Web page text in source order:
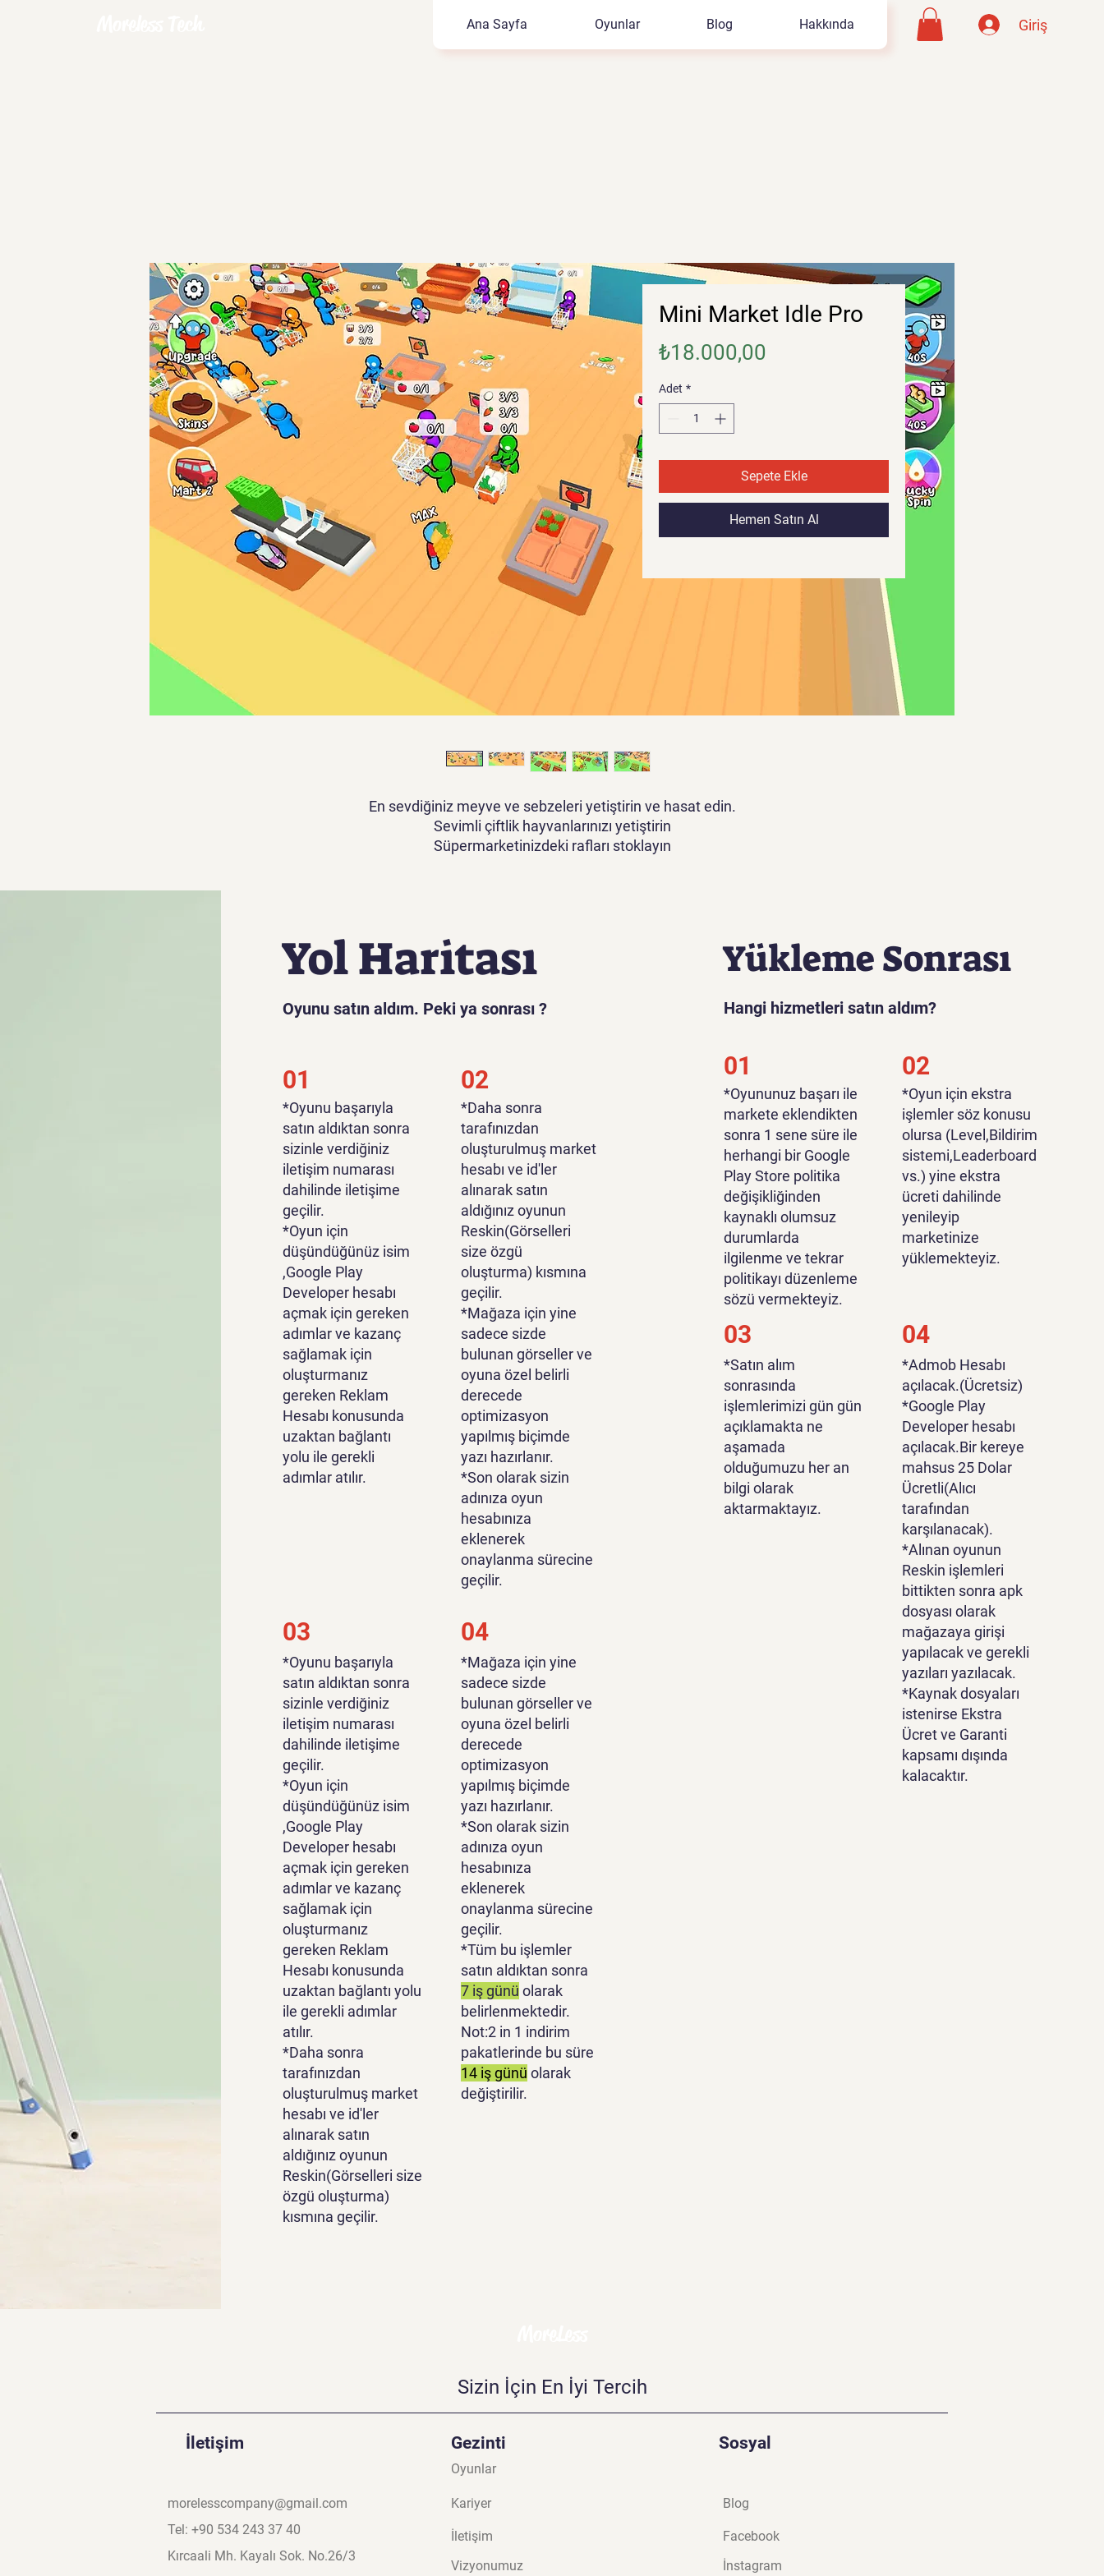
Ana Sayfa Oyunlar Blog Hakkında Giriş
Mini Market Idle Pro
₺18.000,00
Adet *
Sepete Ekle
Hemen Satın Al
En sevdiğiniz meyve ve sebzeleri yetiştirin ve hasat edin.
Sevimli çiftlik hayvanlarınızı yetiştirin
Süpermarketinizdeki rafları stoklayın
Yol Haritası
Oyunu satın aldım. Peki ya sonrası ?
01
*Oyunu başarıyla
satın aldıktan sonra
sizinle verdiğiniz
iletişim numarası
dahilinde iletişime
geçilir.
*Oyun için
düşündüğünüz isim
,Google Play
Developer hesabı
açmak için gereken
adımlar ve kazanç
sağlamak için
oluşturmanız
gereken Reklam
Hesabı konusunda
uzaktan bağlantı
yolu ile gerekli
adımlar atılır.
02
*Daha sonra
tarafınızdan
oluşturulmuş market
hesabı ve id'ler
alınarak satın
aldığınız oyunun
Reskin(Görselleri
size özgü
oluşturma) kısmına
geçilir.
*Mağaza için yine
sadece sizde
bulunan görseller ve
oyuna özel belirli
derecede
optimizasyon
yapılmış biçimde
yazı hazırlanır.
*Son olarak sizin
adınıza oyun
hesabınıza
eklenerek
onaylanma sürecine
geçilir.
03
*Oyunu başarıyla
satın aldıktan sonra
sizinle verdiğiniz
iletişim numarası
dahilinde iletişime
geçilir.
*Oyun için
düşündüğünüz isim
,Google Play
Developer hesabı
açmak için gereken
adımlar ve kazanç
sağlamak için
oluşturmanız
gereken Reklam
Hesabı konusunda
uzaktan bağlantı yolu
ile gerekli adımlar
atılır.
*Daha sonra
tarafınızdan
oluşturulmuş market
hesabı ve id'ler
alınarak satın
aldığınız oyunun
Reskin(Görselleri size
özgü oluşturma)
kısmına geçilir.
04
*Mağaza için yine
sadece sizde
bulunan görseller ve
oyuna özel belirli
derecede
optimizasyon
yapılmış biçimde
yazı hazırlanır.
*Son olarak sizin
adınıza oyun
hesabınıza
eklenerek
onaylanma sürecine
geçilir.
*Tüm bu işlemler
satın aldıktan sonra
7 iş günü olarak
belirlenmektedir.
Not:2 in 1 indirim
pakatlerinde bu süre
14 iş günü olarak
değiştirilir.
Yükleme Sonrası
Hangi hizmetleri satın aldım?
01
​*Oyununuz başarı ile
markete eklendikten
sonra 1 sene süre ile
herhangi bir Google
Play Store politika
değişikliğinden
kaynaklı olumsuz
durumlarda
ilgilenme ve tekrar
politikayı düzenleme
sözü vermekteyiz.
03
*Satın alım
sonrasında
işlemlerimizi gün gün
açıklamakta ne
aşamada
olduğumuzu her an
bilgi olarak
aktarmaktayız.
02
*Oyun için ekstra
işlemler söz konusu
olursa (Level,Bildirim
sistemi,Leaderboard
vs.) yine ekstra
ücreti dahilinde
yenileyip
marketinize
yüklemekteyiz.
04
*Admob Hesabı
açılacak.(Ücretsiz)
*Google Play
Developer hesabı
açılacak.Bir kereye
mahsus 25 Dolar
Ücretli(Alıcı
tarafından
karşılanacak).
*Alınan oyunun
Reskin işlemleri
bittikten sonra apk
dosyası olarak
mağazaya girişi
yapılacak ve gerekli
yazıları yazılacak.
*Kaynak dosyaları
istenirse Ekstra
Ücret ve Garanti
kapsamı dışında
kalacaktır.
Sizin İçin En İyi Tercih
İletişim
morelesscompany@gmail.com
Tel: +90 534 243 37 40
Kırcaali Mh. Kayalı Sok. No.26/3
Gezinti
Oyunlar
Kariyer
İletişim
Vizyonumuz
Sosyal
Blog
Facebook
İnstagram